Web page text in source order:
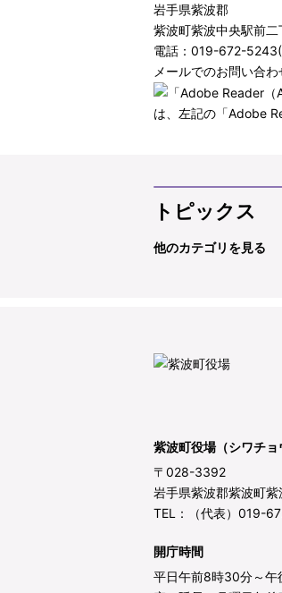
岩手県紫波郡
紫波町紫波中央駅前二
電話：019-672-
メールでのお問い合わ
は、左記の「Adobe
トピックス
他のカテゴリを見る
紫波町役場（シワチョ
〒028-3392
岩手県紫波郡紫波町紫
TEL：（代表）019-
開庁時間
平日午前8時30分～午